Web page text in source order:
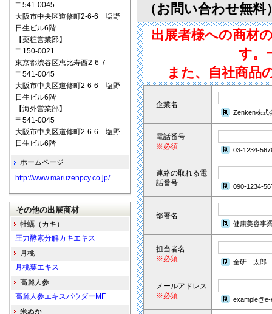
（お問い合わせ無料
出展者様への商材
す。
また、自社商品
企業名
Zenken株式
電話番号
※必須
03-1234-
連絡の取れる電
話番号
090-1234-
部署名
健康美容事
担当者名
※必須
全研 太郎
メールアドレス
※必須
〒541‐0045
大阪市中央区道修町2-6-6 塩野
日生ビル6階
【薬粧営業部】
〒150‐0021
東京都渋谷区恵比寿西2-6-7
〒541‐0045
大阪市中央区道修町2-6-6 塩野
日生ビル6階
【海外営業部】
〒541-0045
大阪市中央区道修町2-6-6 塩野
日生ビル6階
ホームページ
http://www.maruzenpcy.co.jp/
その他の出展商材
牡蠣（カキ）
圧力酵素分解カキエキス
月桃
月桃葉エキス
高麗人参
高麗人参エキスパウダーMF
米ぬか